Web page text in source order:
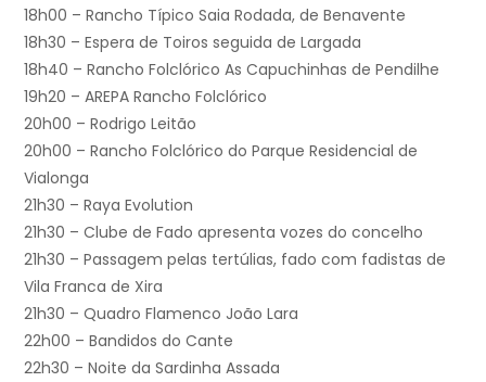
18h00 – Rancho Típico Saia Rodada, de Benavente
18h30 – Espera de Toiros seguida de Largada
18h40 – Rancho Folclórico As Capuchinhas de Pendilhe
19h20 – AREPA Rancho Folclórico
20h00 – Rodrigo Leitão
20h00 – Rancho Folclórico do Parque Residencial de
Vialonga
21h30 – Raya Evolution
21h30 – Clube de Fado apresenta vozes do concelho
21h30 – Passagem pelas tertúlias, fado com fadistas de
Vila Franca de Xira
21h30 – Quadro Flamenco João Lara
22h00 – Bandidos do Cante
22h30 – Noite da Sardinha Assada